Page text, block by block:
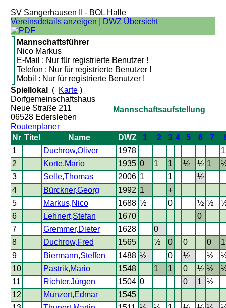
SV Sangerhausen II - BOL Halle
Vereinsdetails anzeigen
DWZ Übersicht
Mannschaftsführer
Nico Markus
E-Mail : Nur für registrierte Benutzer !
Telefon : Nur für registrierte Benutzer !
Mobil : Nur für registrierte Benutzer !
Spiellokal
( Karte)
Dorfgemeinschaftshaus
Neue Straße 211
06528 Edersleben
Routenplaner
Mannschaftsaufstellung
Nr Titel Name DWZ 1 2 3 4 5 6 7
1
Duchrow,Oliver 1978
1
2
Korte,Mario 1935 0 1 1 ½ ½ 1
3
Selle,Thomas 2006 1 1
½
4
Bürckner,Georg 1992 1
+
5
Markus,Nico 1688 ½ 0 ½ ½
6
Lehnert,Stefan 1670
0
7
Gremmer,Dieter 1628
0
8
Duchrow,Fred 1565 ½ 0 0 0
1
9
Biermann,Steffen 1488 ½ 0 ½ ½
10
Pastrik,Mario 1548 1 1 0 ½ ½
11
Richter,Jürgen 1504 0 0 1
½
12
Munzert,Edmar
1545